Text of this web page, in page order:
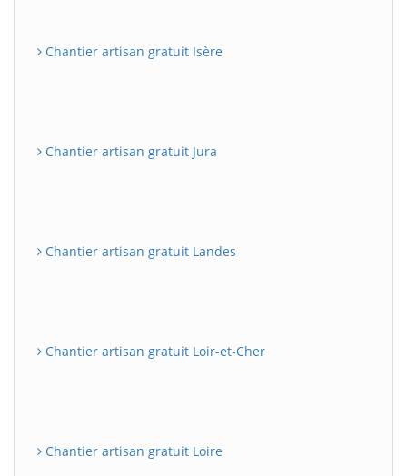
Chantier artisan gratuit Isère
Chantier artisan gratuit Jura
Chantier artisan gratuit Landes
Chantier artisan gratuit Loir-et-Cher
Chantier artisan gratuit Loire